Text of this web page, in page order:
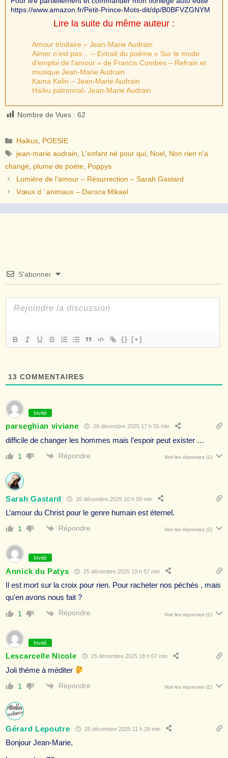
https://www.amazon.fr/Petit-Prince-Mots-dit/dp/B0BFVZGNYM
Lire la suite du même auteur :
Amour trinitaire – Jean-Marie Audrain
Aimer n’est pas… – Extrait du poème « Sur le mode
d’emploi de l’amour » de Francis Combes – Refrain et
musique Jean-Marie Audrain
Kama Kalin – Jean-Marie Audrain
Haïku patronnal- Jean-Marie Audrain
Nombre de Vues : 62
Catégories
Haikus POESIE
Étiquettes
jean-marie audrain L'enfant né pour qui Noel Non rien n'a
changé plume de poète Poppys
Lumière de l’amour – Résurrection – Sarah Gastard
Vœux d ’ animaux – Daroca Mikael
S’abonner
{} [+]
13 COMMENTAIRES
Invité
parseghian viviane 26 décembre 2025 17 h 55 min
difficile de changer les hommes mais l’espoir peut exister …
1 Répondre Voir les réponses (1)
Sarah Gastard 26 décembre 2025 10 h 09 min
L’amour du Christ pour le genre humain est éternel.
1 Répondre Voir les réponses (2)
Invité
Annick du Patys 25 décembre 2025 19 h 57 min
Il est mort sur la croix pour rien. Pour racheter nos péchés , mais
qu’en avons nous fait ?
1 Répondre Voir les réponses (1)
Invité
Lescarcelle Nicole 25 décembre 2025 18 h 07 min
Joli thème à méditer
1 Répondre Voir les réponses (1)
Gérard Lepoutre 25 décembre 2025 11 h 28 min
Bonjour Jean-Marie,